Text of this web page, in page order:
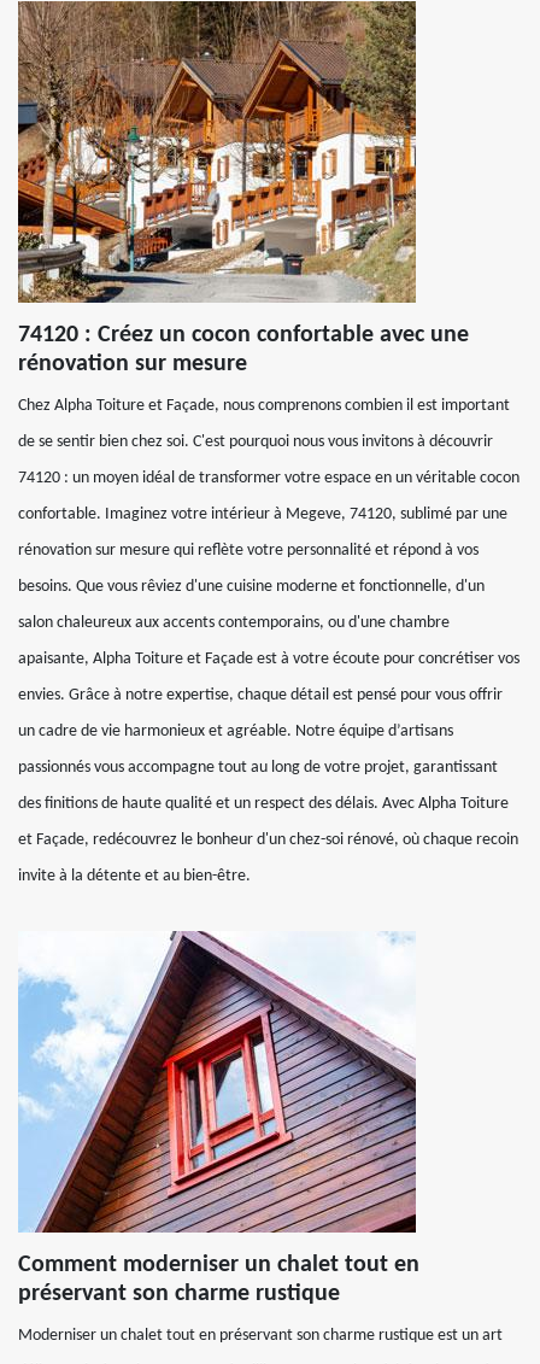
74120 : Créez un cocon confortable avec une
rénovation sur mesure
Chez Alpha Toiture et Façade, nous comprenons combien il est important
de se sentir bien chez soi. C'est pourquoi nous vous invitons à découvrir
74120 : un moyen idéal de transformer votre espace en un véritable cocon
confortable. Imaginez votre intérieur à Megeve, 74120, sublimé par une
rénovation sur mesure qui reflète votre personnalité et répond à vos
besoins. Que vous rêviez d'une cuisine moderne et fonctionnelle, d'un
salon chaleureux aux accents contemporains, ou d'une chambre
apaisante, Alpha Toiture et Façade est à votre écoute pour concrétiser vos
envies. Grâce à notre expertise, chaque détail est pensé pour vous offrir
un cadre de vie harmonieux et agréable. Notre équipe d’artisans
passionnés vous accompagne tout au long de votre projet, garantissant
des finitions de haute qualité et un respect des délais. Avec Alpha Toiture
et Façade, redécouvrez le bonheur d'un chez-soi rénové, où chaque recoin
invite à la détente et au bien-être.
Comment moderniser un chalet tout en
préservant son charme rustique
Moderniser un chalet tout en préservant son charme rustique est un art